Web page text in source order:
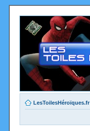
LesToilesHéroïques.fr